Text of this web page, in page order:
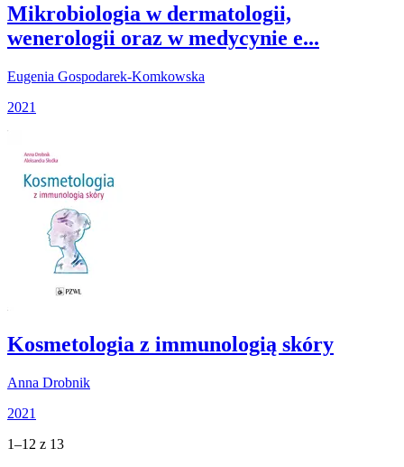
Mikrobiologia w dermatologii,
wenerologii oraz w medycynie e...
Eugenia Gospodarek-Komkowska
2021
Kosmetologia z immunologią skóry
Anna Drobnik
2021
1–12 z 13